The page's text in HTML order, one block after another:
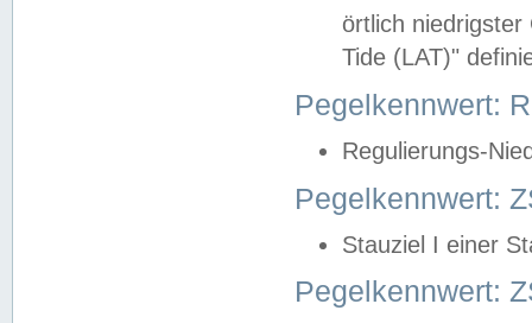
örtlich
Tide (LAT)"
Pegelkennwert:
Regulierungs-
Pegelkennwert:
Stauziel I einer
Pegelkennwert: